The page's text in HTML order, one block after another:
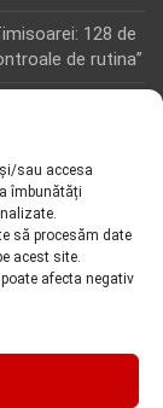
sau accesa
îmbunătăți
să procesăm date
acest site.
afecta negativ
128 de
de rutina”
24 de ore!
avocatul
fraudei cu
24 de ore!
pentru